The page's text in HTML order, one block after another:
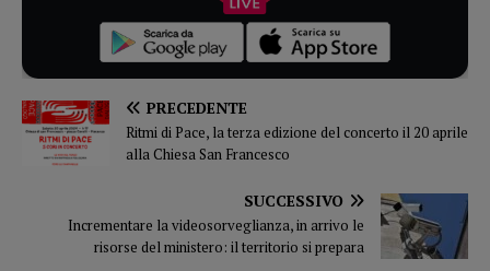
PRECEDENTE
Ritmi di Pace, la terza edizione del concerto il 20 aprile
alla Chiesa San Francesco
SUCCESSIVO
Incrementare la videosorveglianza, in arrivo le
risorse del ministero: il territorio si prepara